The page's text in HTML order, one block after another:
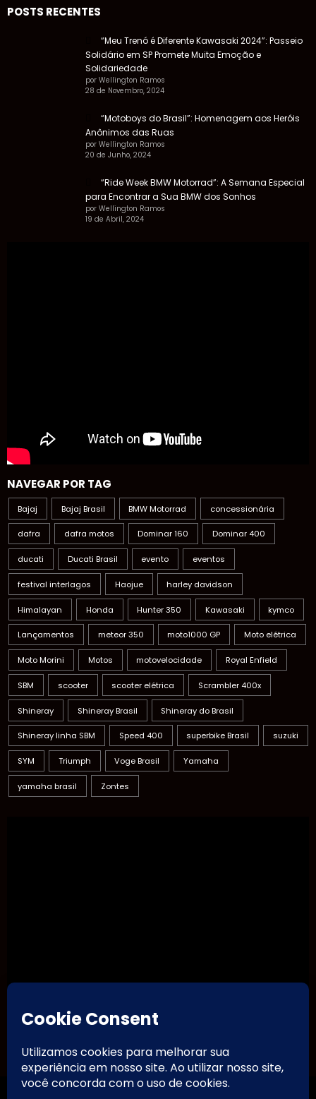
“Meu Trenó é Diferente Kawasaki 2024”: Passeio
Solidário em SP Promete Muita Emoção e
Solidariedade
por Wellington Ramos
“Motoboys do Brasil”: Homenagem aos Heróis
Anônimos das Ruas
por Wellington Ramos
“Ride Week BMW Motorrad”: A Semana Especial
para Encontrar a Sua BMW dos Sonhos
por Wellington Ramos
NAVEGAR POR TAG
Bajaj Bajaj Brasil BMW Motorrad concessionária
dafra dafra motos Dominar 160 Dominar 400
ducati Ducati Brasil evento eventos
festival interlagos Haojue harley davidson
Himalayan Honda Hunter 350 Kawasaki kymco
Lançamentos meteor 350 moto1000 GP Moto elétrica
Moto Morini Motos motovelocidade Royal Enfield
SBM scooter scooter elétrica Scrambler 400x
Shineray Shineray Brasil Shineray do Brasil
Shineray linha SBM Speed 400 superbike Brasil
SYM Triumph Voge Brasil